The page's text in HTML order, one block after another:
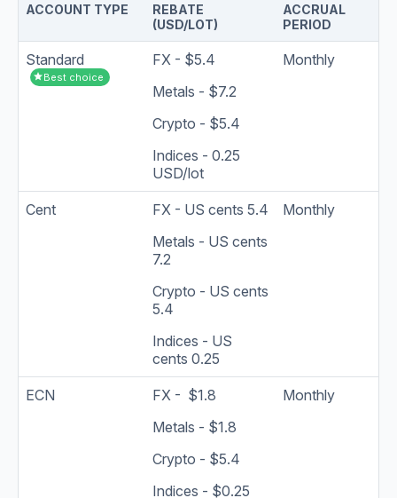
ACCOUNT TYPE
REBATE
(USD/LOT)
ACCRUAL
PERIOD
Standard
starBest choice
FX - $5.4
Metals - $7.2
Crypto - $5.4
Indices - 0.25
USD/lot
Monthly
Cent
FX - US cents 5.4
Metals - US cents
7.2
Crypto - US cents
5.4
Indices - US
cents 0.25
Monthly
ECN
FX - $1.8
Metals - $1.8
Crypto - $5.4
Indices - $0.25
Monthly